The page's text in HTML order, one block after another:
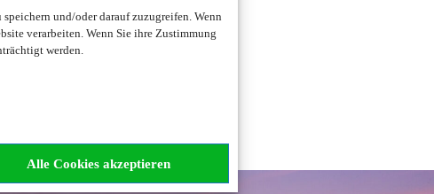
und/oder darauf zuzugreifen. Wenn
verarbeiten. Wenn Sie ihre Zustimmung
werden.
Alle Cookies akzeptieren